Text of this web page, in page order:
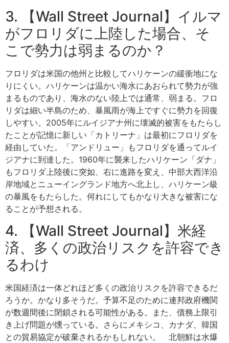
3. 【Wall Street Journal】イルマ
がフロリダに上陸した場合、そ
こで勢力は弱まるのか？
フロリダは米国の他州と比較してハリケーンの緩衝地にな
りにくい。ハリケーンは温かい海水にあおられて勢力が強
まるものであり、海水のない陸上では通常、弱まる。フロ
リダは細い半島のため、暴風雨が海上ですぐに勢力を回復
しやすい。2005年にルイジアナ州に壊滅的被害をもたらし
たことが記憶に新しい「カトリーナ」は最初にフロリダを
経由していた。「アンドリュー」もフロリダを通ってルイ
ジアナに到達した。1960年に襲来したハリケーン「ダナ」
もフロリダ上陸後に突如、右に進路を変え、中部大西洋沿
岸地域とニューイングランド地方へ北上し、ハリケーン級
の暴風をもたらした。何れにしてもかなり大きな被害にな
ることが予想される。
4. 【Wall Street Journal】米経
済、多くの政治リスクを許容でき
るわけ
米国経済は一体どれほど多くの政治リスクを許容できるだ
ろうか。かなり多そうだ。予算不足のために連邦政府機関
が数週間後に閉鎖される可能性がある。また、債務上限引
き上げ問題が燻っている。さらにメキシコ、カナダ、韓国
との貿易協定が破棄されるかもしれない。 北朝鮮は水爆